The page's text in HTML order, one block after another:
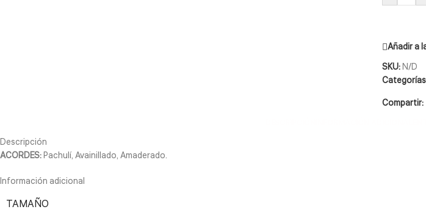
Añadir a
SKU:N/D
Compartir:
Descripción
ACORDES:Pachulí, Avainillado, Amaderado.
Información adicional
TAMAÑO